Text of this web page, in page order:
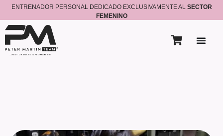
ENTRENADOR PERSONAL DEDICADO EXCLUSIVAMENTE AL SECTOR
FEMENINO